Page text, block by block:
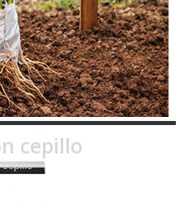
cepillo
cepillo